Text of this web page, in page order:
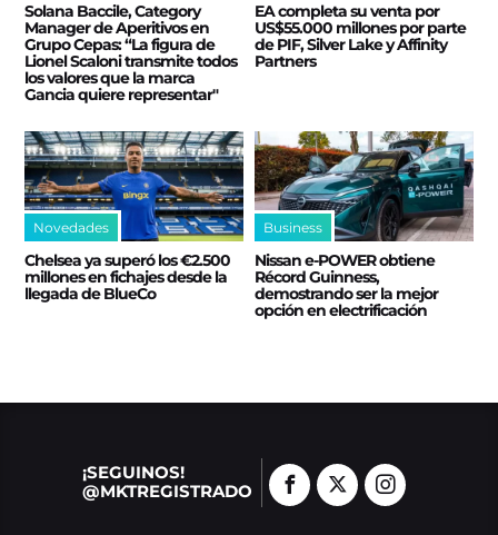
Solana Baccile, Category
Manager de Aperitivos en
Grupo Cepas: “La figura de
Lionel Scaloni transmite todos
los valores que la marca
Gancia quiere representar"
EA completa su venta por
US$55.000 millones por parte
de PIF, Silver Lake y Affinity
Partners
Novedades
Chelsea ya superó los €2.500
millones en fichajes desde la
llegada de BlueCo
Business
Nissan e‑POWER obtiene
Récord Guinness,
demostrando ser la mejor
opción en electrificación
¡SEGUINOS!
@MKTREGISTRADO